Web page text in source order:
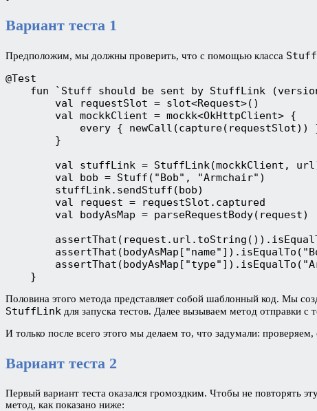
Вариант теста 1
Предположим, мы должны проверить, что с помощью класса
@Test
fun `Stuff should be sent by StuffLink
        val requestSlot = slot<Request>()
        val mockkClient = mockk<OkHttpClient> {
every { newCall(capture(requestSlot))
        }
val stuffLink = StuffLink(mockkClient,
        val bob = Stuff("Bob", "Armchair")
        stuffLink.sendStuff(bob)
        val request = requestSlot.captured
        val bodyAsMap = parseRequestBody(request)
    }
Половина этого метода представляет собой шаблонный код. Мы
StuffLink для запуска тестов. Далее вызываем метод отправки с
И только после всего этого мы делаем то, что задумали:
Вариант теста 2
Первый вариант теста оказался громоздким. Чтобы не повторять
метод, как показано ниже: